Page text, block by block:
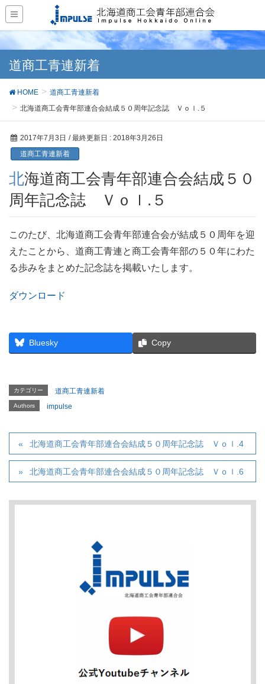
道商工青連新着
HOME
道商工青連新着
北海道商工会青年部連合会結成５０周年記念誌 Ｖｏｌ.５
2017年7月3日 / 最終更新日 : 2018年3月26日
道商工青連新着
北海道商工会青年部連合会結成５０
周年記念誌 Ｖｏｌ.５
このたび、北海道商工会青年部連合会が結成５０周年を迎
えたことから、道商工青連と商工会青年部の５０年にわた
る歩みをまとめた記念誌を掲載いたします。
ダウンロード
Bluesky Copy
カテゴリー 道商工青連新着
Authors impulse
北海道商工会青年部連合会結成５０周年記念誌 Ｖｏｌ.4
北海道商工会青年部連合会結成５０周年記念誌 Ｖｏｌ.6